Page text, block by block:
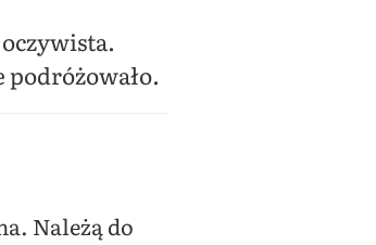
podróżowało.
Należą do